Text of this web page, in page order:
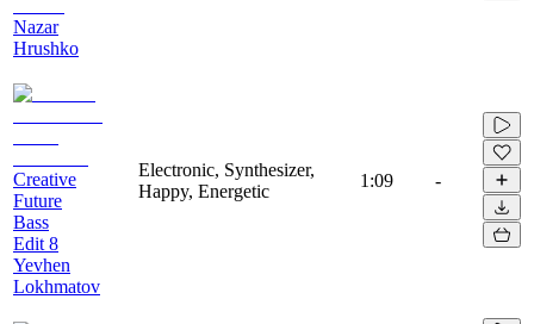
Nazar
Hrushko
Creative
Future
Bass
Edit 8
Yevhen
Lokhmatov
Electronic, Synthesizer,
Happy, Energetic
1:09 -